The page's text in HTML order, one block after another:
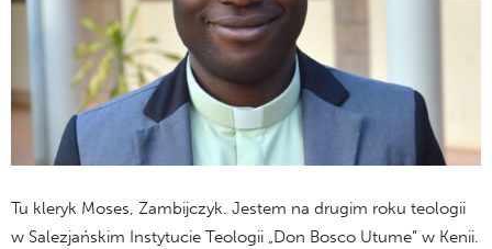
Tu kleryk Moses, Zambijczyk. Jestem na drugim roku teologii
w Salezjańskim Instytucie Teologii „Don Bosco Utume” w Kenii.